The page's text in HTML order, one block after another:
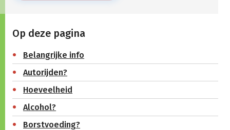
Op deze pagina
Belangrijke info
Autorijden?
Hoeveelheid
Alcohol?
Borstvoeding?